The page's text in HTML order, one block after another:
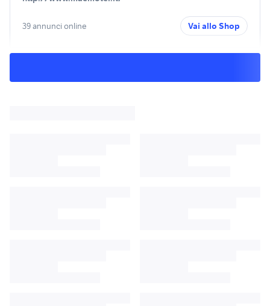
39 annunci online Vai allo Shop